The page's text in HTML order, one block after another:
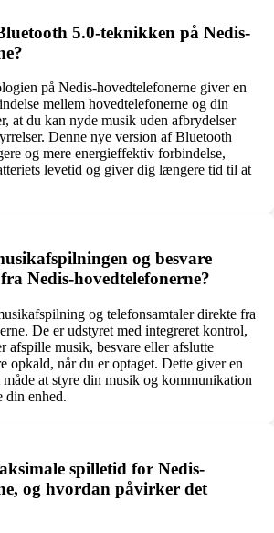
5.0-teknikken på Nedis-
på Nedis-hovedtelefonerne giver en
mellem hovedtelefonerne og din
at du kan nyde musik uden afbrydelser
Denne nye version af Bluetooth
og mere energieffektiv forbindelse,
levetid og giver dig længere tid til at
og besvare
Nedis-hovedtelefonerne?
og telefonsamtaler direkte fra
De er udstyret med integreret kontrol,
afspille musik, besvare eller afslutte
opkald, når du er optaget. Dette giver en
at styre din musik og kommunikation
din enhed.
spilletid for Nedis-
og hvordan påvirker det